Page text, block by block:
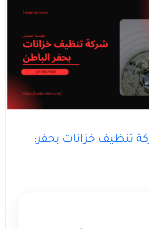
:خدمات شركة تنظيف خزانات بحفر